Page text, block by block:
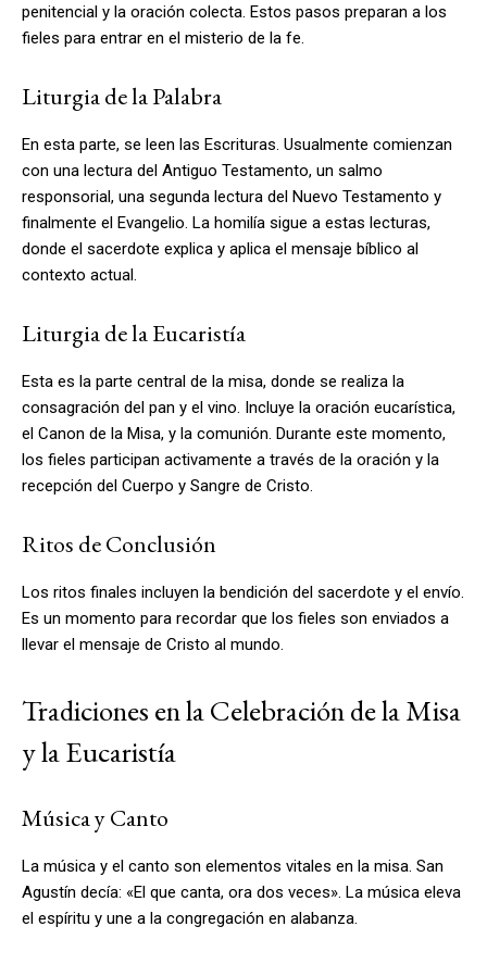
penitencial y la oración colecta. Estos pasos preparan a los
fieles para entrar en el misterio de la fe.
Liturgia de la Palabra
En esta parte, se leen las Escrituras. Usualmente comienzan
con una lectura del Antiguo Testamento, un salmo
responsorial, una segunda lectura del Nuevo Testamento y
finalmente el Evangelio. La homilía sigue a estas lecturas,
donde el sacerdote explica y aplica el mensaje bíblico al
contexto actual.
Liturgia de la Eucaristía
Esta es la parte central de la misa, donde se realiza la
consagración del pan y el vino. Incluye la oración eucarística,
el Canon de la Misa, y la comunión. Durante este momento,
los fieles participan activamente a través de la oración y la
recepción del Cuerpo y Sangre de Cristo.
Ritos de Conclusión
Los ritos finales incluyen la bendición del sacerdote y el envío.
Es un momento para recordar que los fieles son enviados a
llevar el mensaje de Cristo al mundo.
Tradiciones en la Celebración de la Misa
y la Eucaristía
Música y Canto
La música y el canto son elementos vitales en la misa. San
Agustín decía: «El que canta, ora dos veces». La música eleva
el espíritu y une a la congregación en alabanza.